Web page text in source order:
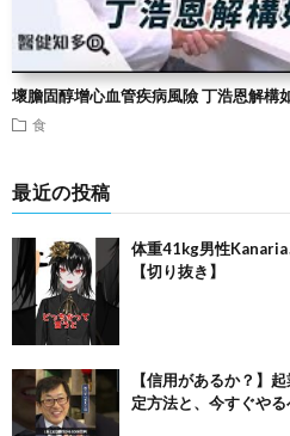
壞膽固醇增心血管疾病風險 丁浩恩解構
食
最近の投稿
体重41kg男性
【切り抜き】
【信用があるか？】
定方法と、今すぐや